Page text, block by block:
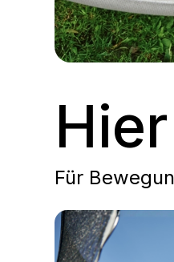
Für